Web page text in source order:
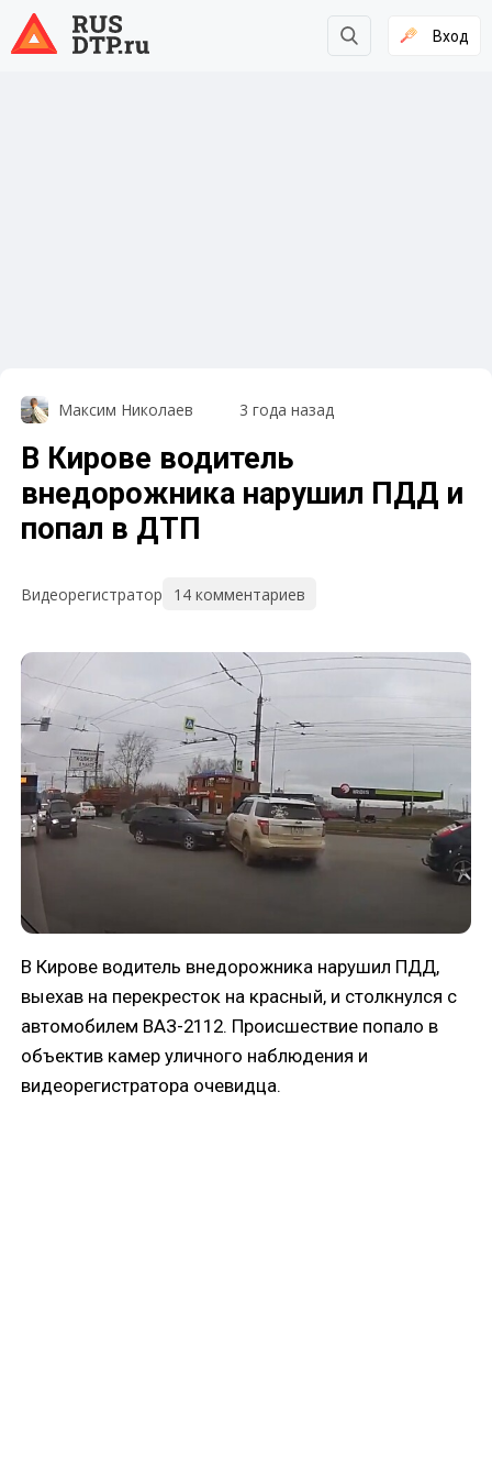
Вход
Максим Николаев 3 года назад
В Кирове водитель
внедорожника нарушил ПДД и
попал в ДТП
Видеорегистратор 14 комментариев
В Кирове водитель внедорожника нарушил ПДД,
выехав на перекресток на красный, и столкнулся с
автомобилем ВАЗ-2112. Происшествие попало в
объектив камер уличного наблюдения и
видеорегистратора очевидца.